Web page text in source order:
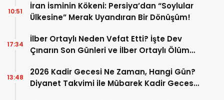
İran İsminin Kökeni: Persiya’dan “Soylular
Ülkesine” Merak Uyandıran Bir Dönüşüm!
10:51
İlber Ortaylı Neden Vefat Etti? İşte Dev
Çınarın Son Günleri ve İlber Ortaylı Ölüm
17:34
2026 Kadir Gecesi Ne Zaman, Hangi Gün?
Diyanet Takvimi ile Mübarek Kadir Gecesi
13:48